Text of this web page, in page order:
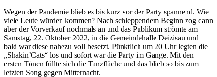
Wegen der Pandemie blieb es bis kurz vor der Party spannend. Wie
viele Leute würden kommen? Nach schleppendem Beginn zog dann
aber der Vorverkauf nochmals an und das Publikum strömte am
Samstag, 22. Oktober 2022, in die Gemeindehalle Deizisau und
bald war diese nahezu voll besetzt. Pünktlich um 20 Uhr legten die
„Shakin’Cats“ los und sofort war die Party im Gange. Mit den
ersten Tönen füllte sich die Tanzfläche und das blieb so bis zum
letzten Song gegen Mitternacht.